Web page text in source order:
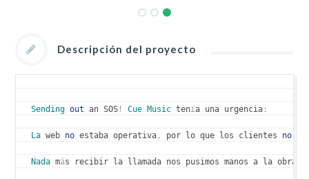
Descripción del proyecto
Sending out an SOS ! Cue Music tenía una urgencia :
La web no estaba operativa , por lo que los clientes no
Nada más recibir la llamada nos pusimos manos a la obra